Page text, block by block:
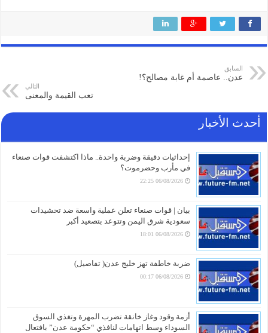
السابق
عدن.. عاصمة أم غابة مصالح؟!
التالي
تعب القيمة والمعنى
أحدث الأخبار
إحداثيات دقيقة وضربة واحدة.. ماذا اكتشفت قوات صنعاء
في مأرب وحضرموت؟
06/08/2026 22:25
بيان | قوات صنعاء تعلن عملية واسعة ضد تحشيدات
سعودية شرق اليمن وتتوعد بتصعيد أكبر
06/08/2026 18:01
ضربة خاطفة تهز خليج عدن( تفاصيل)
06/08/2026 00:17
أزمة وقود وغاز خانقة تضرب المهرة وتغذي السوق
السوداء وسط اتهامات لنافذي “حكومة عدن” بافتعال